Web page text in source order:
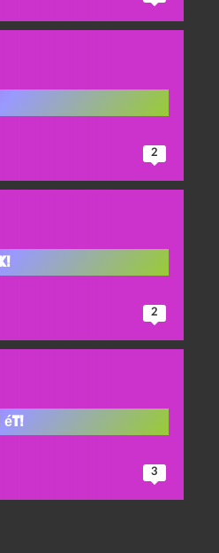
2
2
ét!
3